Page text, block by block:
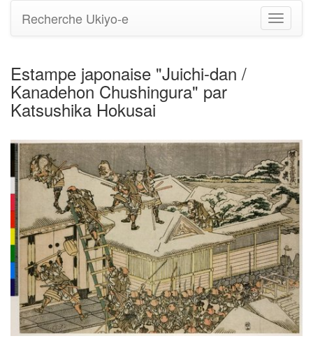
Basculer
la
Recherche Ukiyo-e
Estampe japonaise "Juichi-dan /
Kanadehon Chushingura" par
Katsushika Hokusai